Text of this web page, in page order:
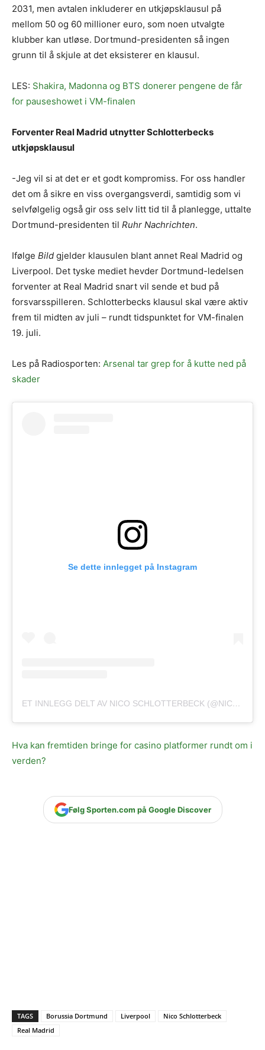
2031, men avtalen inkluderer en utkjøpsklausul på
mellom 50 og 60 millioner euro, som noen utvalgte
klubber kan utløse. Dortmund-presidenten så ingen
grunn til å skjule at det eksisterer en klausul.
LES: Shakira, Madonna og BTS donerer pengene de får
for pauseshowet i VM-finalen
Forventer Real Madrid utnytter Schlotterbecks
utkjøpsklausul
-Jeg vil si at det er et godt kompromiss. For oss handler
det om å sikre en viss overgangsverdi, samtidig som vi
selvfølgelig også gir oss selv litt tid til å planlegge, uttalte
Dortmund-presidenten til Ruhr Nachrichten.
Ifølge Bild gjelder klausulen blant annet Real Madrid og
Liverpool. Det tyske mediet hevder Dortmund-ledelsen
forventer at Real Madrid snart vil sende et bud på
forsvarsspilleren. Schlotterbecks klausul skal være aktiv
frem til midten av juli – rundt tidspunktet for VM-finalen
19. juli.
Les på Radiosporten: Arsenal tar grep for å kutte ned på
skader
Se dette innlegget på Instagram
ET INNLEGG DELT AV NICO SCHLOTTERBECK (@NICO.SCHLOTTERBECK)
Hva kan fremtiden bringe for casino platformer rundt om i
verden?
Følg Sporten.com på Google Discover
TAGS Borussia Dortmund Liverpool
Nico Schlotterbeck
Real Madrid